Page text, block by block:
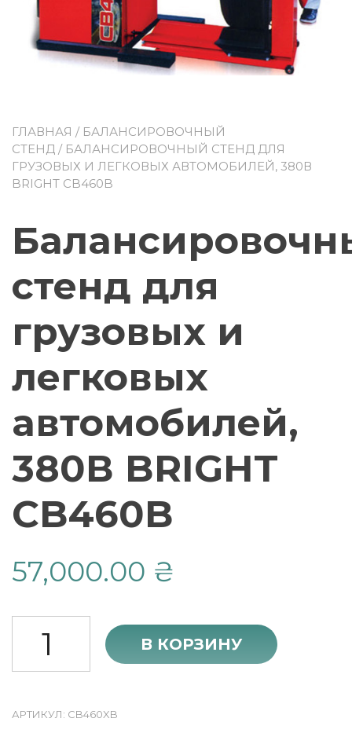
ГЛАВНАЯ / БАЛАНСИРОВОЧНЫЙ
СТЕНД / БАЛАНСИРОВОЧНЫЙ СТЕНД ДЛЯ
ГРУЗОВЫХ И ЛЕГКОВЫХ АВТОМОБИЛЕЙ, 380В
BRIGHT CB460B
стенд для
грузовых и
легковых
автомобилей,
380В BRIGHT
CB460B
57,000.00 ₴
В КОРЗИНУ
АРТИКУЛ: CB460XB